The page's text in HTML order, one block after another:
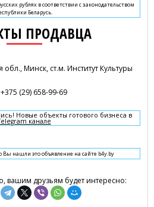
рублях в соответствии с законодательством
Беларусь.
ПРОДАВЦА
Минск, ст.м. Институт Культуры
+375 (29) 658-99-69
Новые объекты готового бизнеса в
канале
Вы нашли это объявление на сайте b4y.by
вашим друзьям будет интересно: